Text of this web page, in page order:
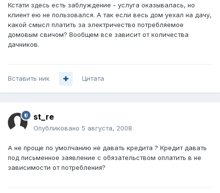
Кстати здесь есть заблуждение - услуга оказывалась, но
клиент ею не пользовался. А так если весь дом уехал на дачу,
какой смысл платить за электричество потребляемое
домовым свичом? Вообщем все зависит от количества
дачников.
Вставить ник Цитата
st_re
Опубликовано 5 августа, 2008
А не проще по умолчанию не давать кредита ? Кредит давать
под письменное заявление с обязательством оплатить в не
зависимости от потребления?